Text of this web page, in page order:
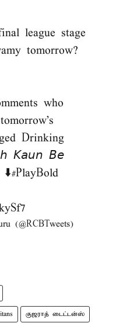
league stage
tomorrow?
who
Drinking
𝘒𝘢𝘶𝘯 𝘉𝘦
⬇️#PlayBold
(@RCBTweets)
குஜராத் டைட்டன்ஸ்